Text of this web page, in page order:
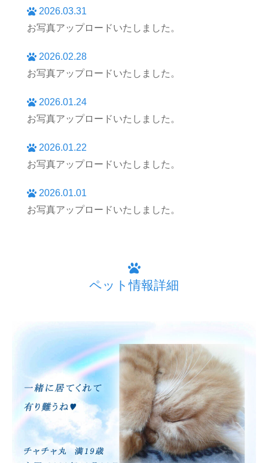
2026.03.31
お写真アップロードいたしました。
2026.02.28
お写真アップロードいたしました。
2026.01.24
お写真アップロードいたしました。
2026.01.22
お写真アップロードいたしました。
2026.01.01
お写真アップロードいたしました。
ペット情報詳細